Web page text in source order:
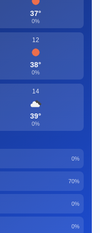
37°
0%
12
38°
0%
14
39°
0%
0%
70%
0%
0%